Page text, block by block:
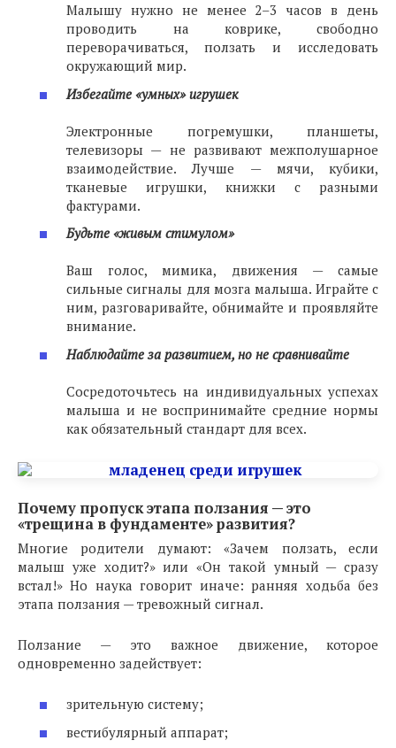
Малышу нужно не менее 2–3 часов в день
проводить на коврике, свободно
переворачиваться, ползать и исследовать
окружающий мир.
Избегайте «умных» игрушек
Электронные погремушки, планшеты,
телевизоры — не развивают межполушарное
взаимодействие. Лучше — мячи, кубики,
тканевые игрушки, книжки с разными
фактурами.
Будьте «живым стимулом»
Ваш голос, мимика, движения — самые
сильные сигналы для мозга малыша. Играйте с
ним, разговаривайте, обнимайте и проявляйте
внимание.
Наблюдайте за развитием, но не сравнивайте
Сосредоточьтесь на индивидуальных успехах
малыша и не воспринимайте средние нормы
как обязательный стандарт для всех.
Почему пропуск этапа ползания — это
«трещина в фундаменте» развития?
Многие родители думают: «Зачем ползать, если
малыш уже ходит?» или «Он такой умный — сразу
встал!» Но наука говорит иначе: ранняя ходьба без
этапа ползания — тревожный сигнал.
Ползание — это важное движение, которое
одновременно задействует:
зрительную систему;
вестибулярный аппарат;